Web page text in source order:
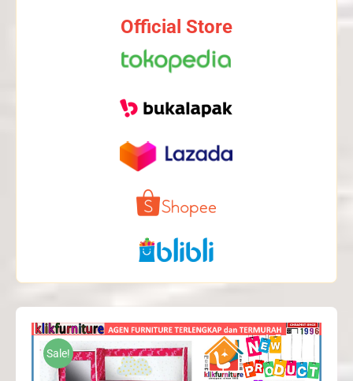
Official Store
Sale!